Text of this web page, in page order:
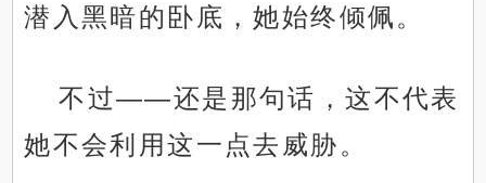
潜入黑暗的卧底，她始终倾佩。
不过——还是那句话，这不代表
她不会利用这一点去威胁。